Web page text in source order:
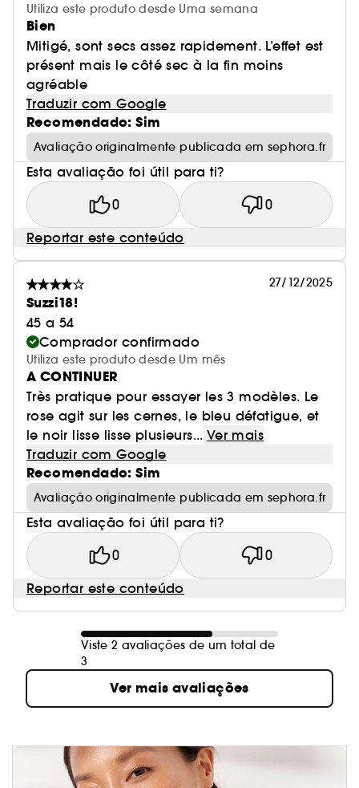
Utiliza este produto desde Uma semana
Bien
Mitigé, sont secs assez rapidement. L’effet est
présent mais le côté sec à la fin moins
agréable
Traduzir com Google
Recomendado: Sim
Avaliação originalmente publicada em sephora.fr
Esta avaliação foi útil para ti?
0 0
Reportar este conteúdo
27/12/2025
Suzzi18!
45 a 54
Comprador confirmado
Utiliza este produto desde Um mês
A CONTINUER
Très pratique pour essayer les 3 modèles. Le
rose agit sur les cernes, le bleu défatigue, et
le noir lisse lisse plusieurs... Ver mais
Traduzir com Google
Recomendado: Sim
Avaliação originalmente publicada em sephora.fr
Esta avaliação foi útil para ti?
0 0
Reportar este conteúdo
Viste 2 avaliações de um total de
3
Ver mais avaliações